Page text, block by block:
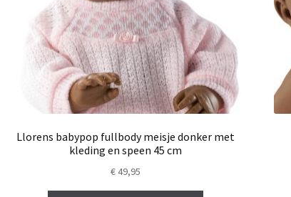
Llorens babypop fullbody meisje donker met
kleding en speen 45 cm
€49,95